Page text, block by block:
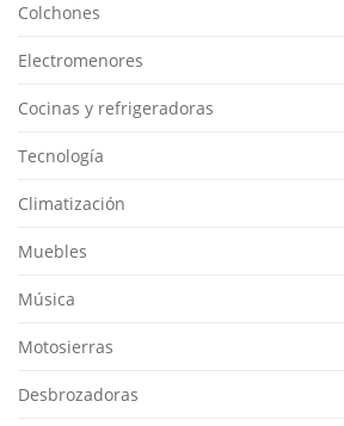
Colchones
Electromenores
Cocinas y refrigeradoras
Tecnología
Climatización
Muebles
Música
Motosierras
Desbrozadoras